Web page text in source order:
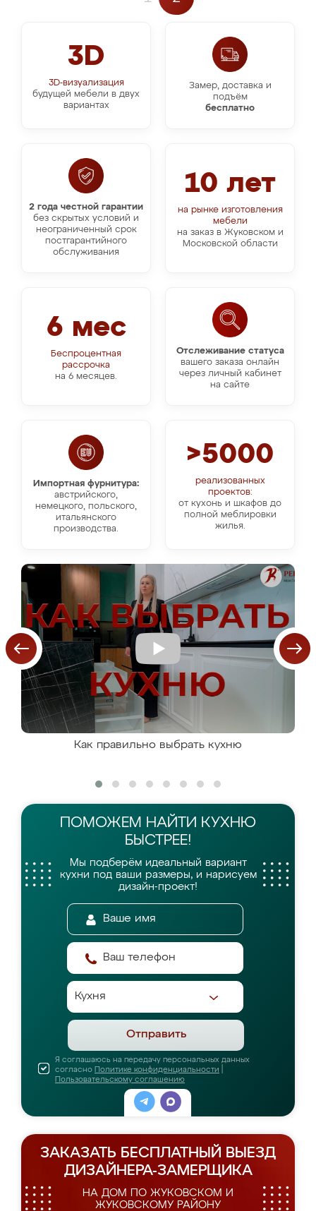
3D
3D-визуализация
будущей мебели в двух
вариантах
Замер, доставка и
подъём
бесплатно
10 лет
на рынке изготовления
мебели
на заказ в Жуковском и
Московской области
2 года честной гарантии
без скрытых условий и
неограниченный срок
постгарантийного
обслуживания
Отслеживание статуса
вашего заказа онлайн
через личный кабинет
на сайте
6 мес
Беспроцентная
рассрочка
на 6 месяцев.
Импортная фурнитура:
австрийского,
немецкого, польского,
итальянского
производства.
>5000
реализованных
проектов:
от кухонь и шкафов до
полной меблировки
жилья.
Как правильно выбрать кухню
ПОМОЖЕМ НАЙТИ КУХНЮ
БЫСТРЕЕ!
Мы подберём идеальный вариант
кухни под ваши размеры, и нарисуем
дизайн-проект!
Отправить
Я соглашаюсь на передачу персональных данных
согласно Политике конфиденциальности
Пользовательскому соглашению
ЗАКАЗАТЬ БЕСПЛАТНЫЙ ВЫЕЗД
ДИЗАЙНЕРА-ЗАМЕРЩИКА
НА ДОМ ПО ЖУКОВСКОМ И
ЖУКОВСКОМУ РАЙОНУ